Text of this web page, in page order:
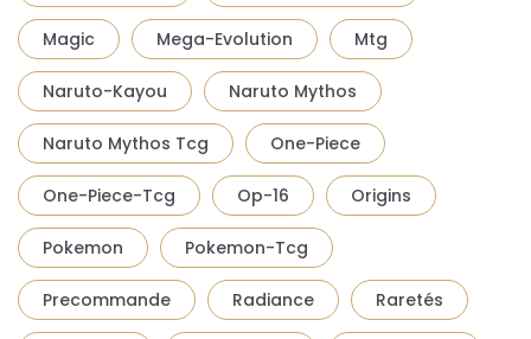
Magic Mega-Evolution Mtg
Naruto-Kayou Naruto Mythos
Naruto Mythos Tcg One-Piece
One-Piece-Tcg Op-16 Origins
Pokemon Pokemon-Tcg
Precommande Radiance Raretés